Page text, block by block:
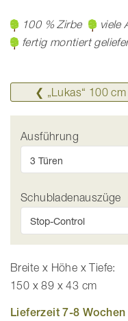
100 % Zirbe
viele
fertig montiert
❮ „Lukas“ 100 cm
Ausführung
Schubladenauszüge
Breite x Höhe x Tiefe:
150 x 89 x 43 cm
Lieferzeit 7-8 Wochen